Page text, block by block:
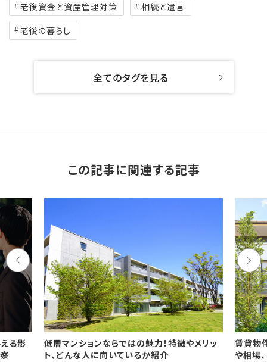
老後資金と資産管理対策
相続と遺言
老後の暮らし
全てのタグを見る
この記事に関連する記事
る影
低層マンションならではの魅力！特徴やメリッ
ト、どんな人に向いているか紹介
賃貸物
や相場